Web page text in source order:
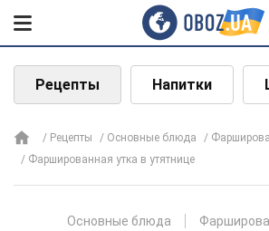
Рецепты Напитки
Рецепты Основные блюда
Фаршированная утка в утятнице
Основные блюда